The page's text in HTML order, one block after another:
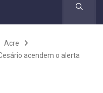
Acre
acendem o alerta